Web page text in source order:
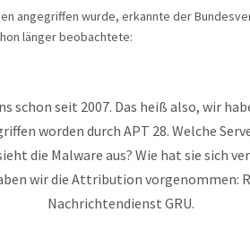
angegriffen wurde, erkannte der
länger beobachtete:
schon seit 2007. Das heiß also, wir
worden durch APT 28. Welche
die Malware aus? Wie hat sie sich
wir die Attribution vorgenommen:
Nachrichtendienst GRU.